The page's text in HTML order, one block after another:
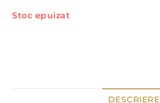
Stoc epuizat
DESCRIERE